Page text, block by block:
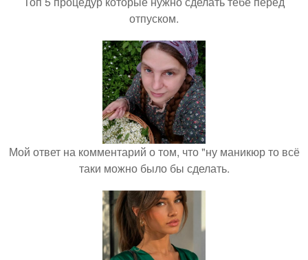
отпуском.
Мой ответ на комментарий о том, что "ну маникюр то всё
таки можно было бы сделать.